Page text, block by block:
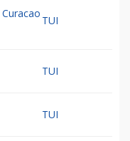
TUI
TUI
TUI